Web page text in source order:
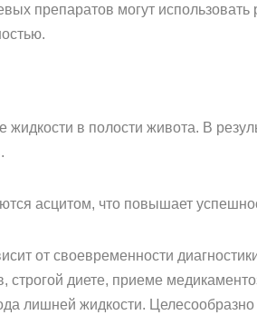
препаратов могут
жидкости в полости живота. В
асцитом, что повышает
от своевременности
диете, приеме
лишней жидкости.